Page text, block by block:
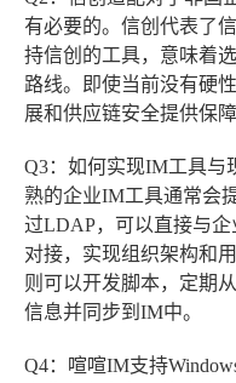
有必要的。信创代表了
持信创的工具，意味着
路线。即使当前没有硬
展和供应链安全提供保障
Q3：如何实现IM工具与
熟的企业IM工具通常会
过LDAP，可以直接与
对接，实现组织架构和
则可以开发脚本，定期
信息并同步到IM中。
Q4：喧喧IM支持